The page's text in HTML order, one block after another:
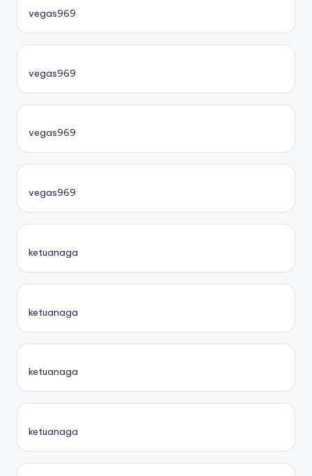
vegas969
vegas969
vegas969
vegas969
ketuanaga
ketuanaga
ketuanaga
ketuanaga